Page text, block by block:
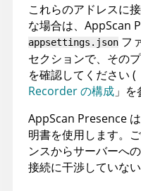
これらのアドレスに
な場合は、 AppScan
appsettings.json フ
セクションで、その
を確認してください (
Recorder の構成 」を
AppScan Presence
明書を使用します。
ンスからサーバーへ
接続に干渉していな